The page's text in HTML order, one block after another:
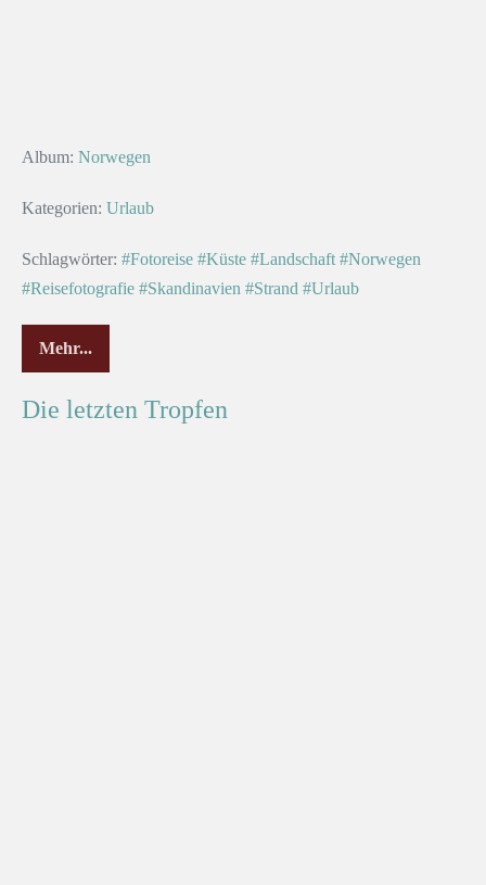
Album: Norwegen
Kategorien: Urlaub
Schlagwörter: #Fotoreise #Küste #Landschaft #Norwegen
#Reisefotografie #Skandinavien #Strand #Urlaub
Mehr...
Die letzten Tropfen